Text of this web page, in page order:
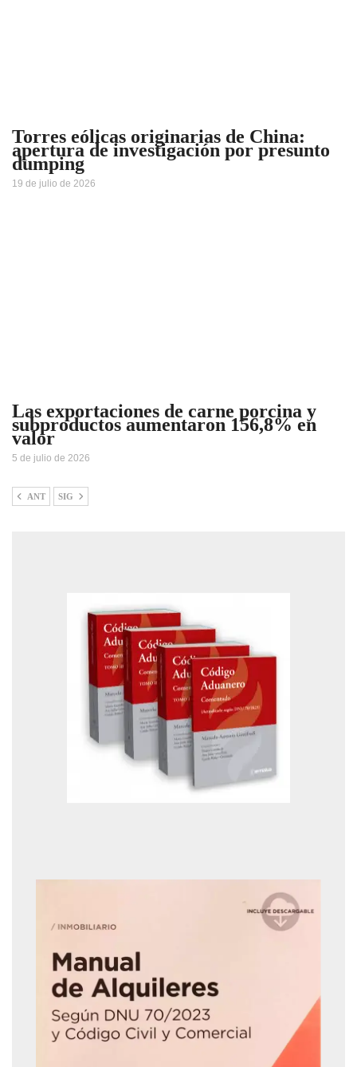
Torres eólicas originarias de China:
apertura de investigación por presunto
dumping
19 de julio de 2026
Las exportaciones de carne porcina y
subproductos aumentaron 156,8% en
valor
5 de julio de 2026
ANT SIG